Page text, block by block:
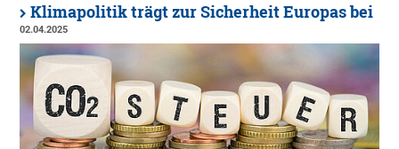
Klimapolitik trägt zur Sicherheit Europas bei
02.04.2025